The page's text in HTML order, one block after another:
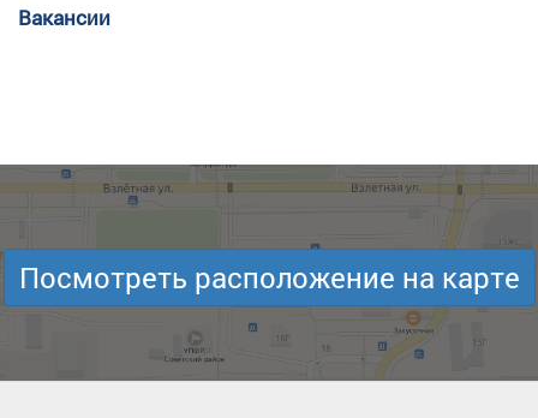
Вакансии
Посмотреть расположение на карте